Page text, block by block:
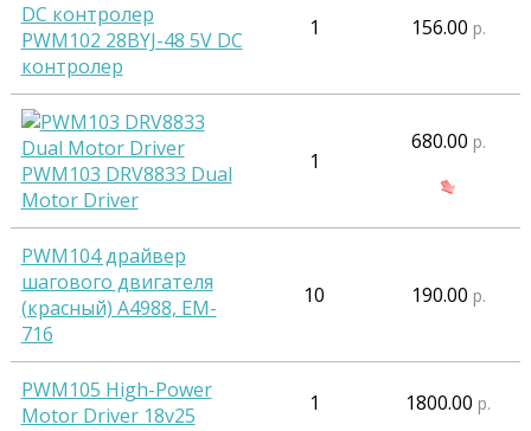
PWM102 28BYJ-48 5V DC
контролер
1 156.00 р.
PWM103 DRV8833 Dual
Motor Driver
1
680.00 р.
PWM104 драйвер
шагового двигателя
(красный) А4988, EM-
716
10 190.00 р.
PWM105 High-Power
Motor Driver 18v25
1 1800.00 р.